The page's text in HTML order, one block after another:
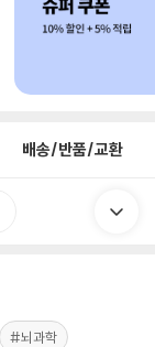
배송/반품/교환
#뇌과학